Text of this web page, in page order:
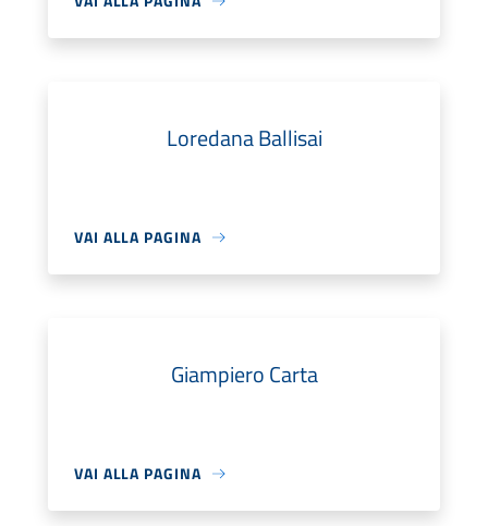
Loredana Ballisai
VAI ALLA PAGINA
Giampiero Carta
VAI ALLA PAGINA